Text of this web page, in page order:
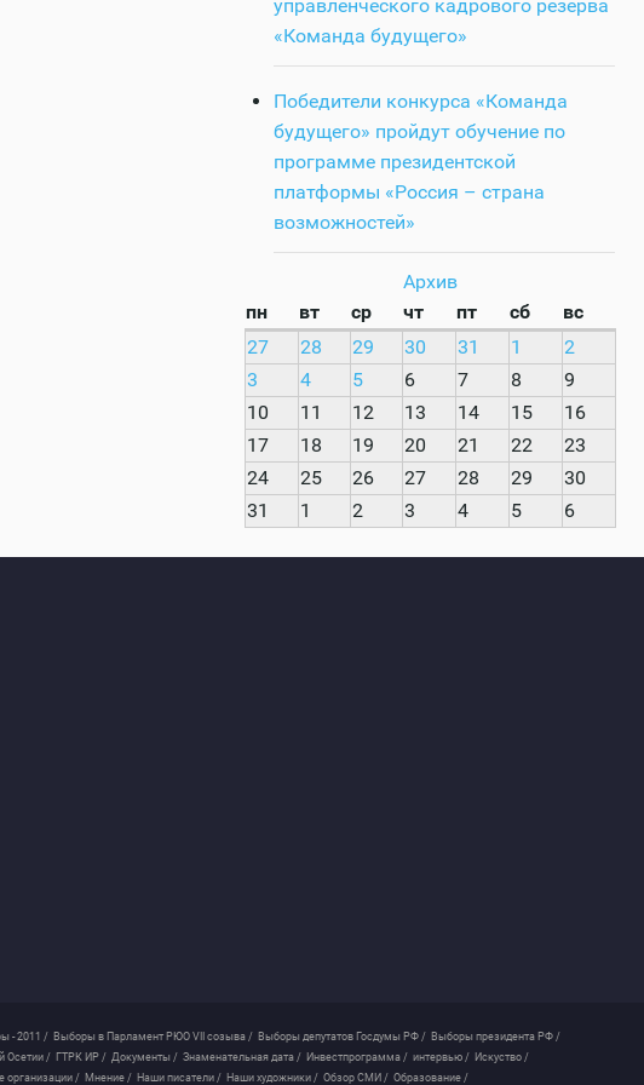
управленческого кадрового резерва
«Команда будущего»
Победители конкурса «Команда
будущего» пройдут обучение по
программе президентской
платформы «Россия – страна
возможностей»
Архив
пн
вт ср чт пт сб
вс
27
28 29 30 31 1
2
3
4 5 6 7 8
9
10
11 12 13 14 15
16
17
18 19 20 21 22
23
24
25 26 27 28 29
30
31
1 2 3 4 5 6
- 2011 / Выборы в Парламент РЮО VII созыва / Выборы депутатов Госдумы РФ / Выборы президента РФ /
Осетии / ГТРК ИР / Документы / Знаменательная дата / Инвестпрограмма / интервью / Искуство /
организации / Мнение / Наши писатели / Наши художники / Обзор СМИ / Образование /